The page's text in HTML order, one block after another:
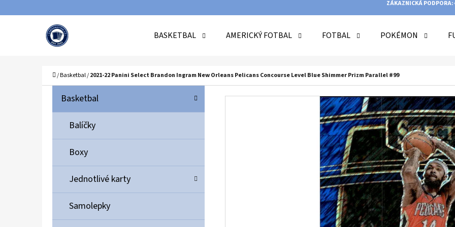
ZÁKAZNICKÁ PODPORA:
BASKETBAL AMERICKÝ FOTBAL FOTBAL POKÉMON
Domů
/Basketbal/2021-22 Panini Select Brandon Ingram New Orleans Pelicans Concourse Level Blue Shimmer Prizm Parallel #99
Přeskočit
kategorie
K
T
G
R
E
Basketbal
Balíčky
Boxy
Jednotlivé karty
Samolepky
Zpět
Zpět
HLEDAT
DOPORUČUJEME